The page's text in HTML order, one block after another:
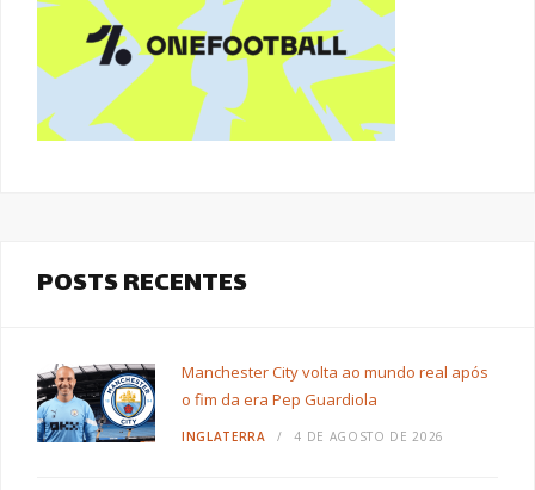
POSTS RECENTES
Manchester City volta ao mundo real após
o fim da era Pep Guardiola
INGLATERRA 4 DE AGOSTO DE 2026